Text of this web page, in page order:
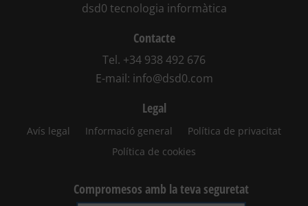
dsd0 tecnologia informàtica
Contacte
Tel. +34 938 492 676
E-mail: info@dsd0.com
Legal
Avís legal Informació general
Política de privacitat
Política de cookies
Compromesos amb la teva seguretat